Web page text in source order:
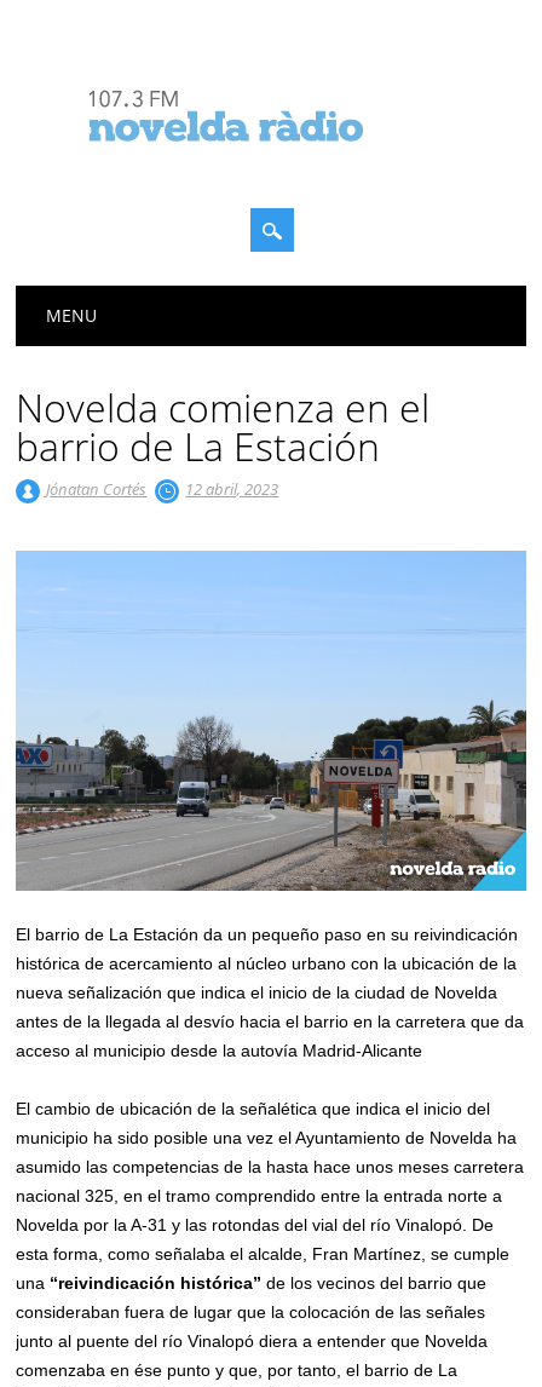
Menú principal
MENU
Novelda comienza en el
barrio de La Estación
Jónatan Cortés 12 abril, 2023
El barrio de La Estación da un pequeño paso en su reivindicación
histórica de acercamiento al núcleo urbano con la ubicación de la
nueva señalización que indica el inicio de la ciudad de Novelda
antes de la llegada al desvío hacia el barrio en la carretera que da
acceso al municipio desde la autovía Madrid-Alicante
El cambio de ubicación de la señalética que indica el inicio del
municipio ha sido posible una vez el Ayuntamiento de Novelda ha
asumido las competencias de la hasta hace unos meses carretera
nacional 325, en el tramo comprendido entre la entrada norte a
Novelda por la A-31 y las rotondas del vial del río Vinalopó. De
esta forma, como señalaba el alcalde, Fran Martínez, se cumple
una “reivindicación histórica”de los vecinos del barrio que
consideraban fuera de lugar que la colocación de las señales
junto al puente del río Vinalopó diera a entender que Novelda
comenzaba en ése punto y que, por tanto, el barrio de La